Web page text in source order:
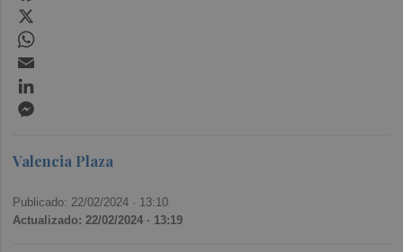
Valencia Plaza
Publicado: 22/02/2024 · 13:10
Actualizado: 22/02/2024 · 13:19